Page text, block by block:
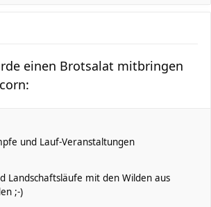
einen Brotsalat mitbringen
und Lauf-Veranstaltungen
Landschaftsläufe mit den Wilden aus
;-)